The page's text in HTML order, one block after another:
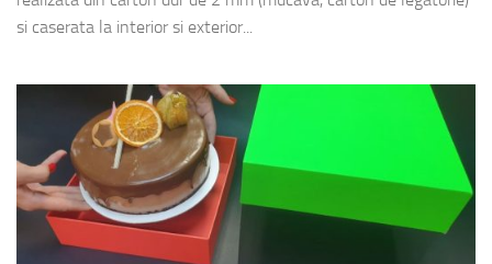
si caserata la interior si exterior...